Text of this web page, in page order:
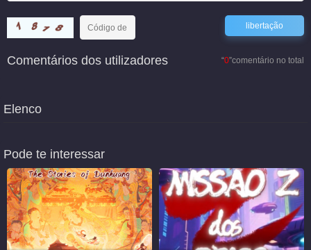
“0”comentário no total
Comentários dos utilizadores
Elenco
Pode te interessar